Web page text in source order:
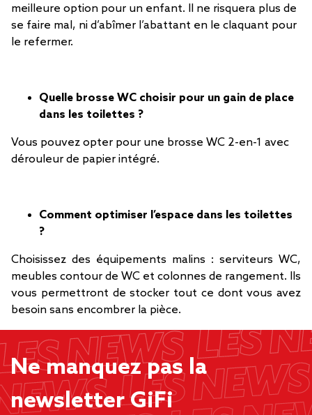
meilleure option pour un enfant. Il ne risquera plus de
se faire mal, ni d’abîmer l’abattant en le claquant pour
le refermer.
Quelle brosse WC choisir pour un gain de place
dans les toilettes ?
Vous pouvez opter pour une brosse WC 2-en-1 avec
dérouleur de papier intégré.
Comment optimiser l’espace dans les toilettes
?
Choisissez des équipements malins : serviteurs WC,
meubles contour de WC et colonnes de rangement. Ils
vous permettront de stocker tout ce dont vous avez
besoin sans encombrer la pièce.
Ne manquez pas la
newsletter GiFi